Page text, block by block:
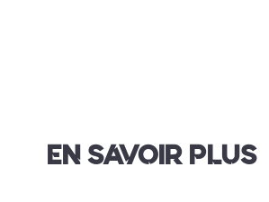
EN SAVOIR PLUS